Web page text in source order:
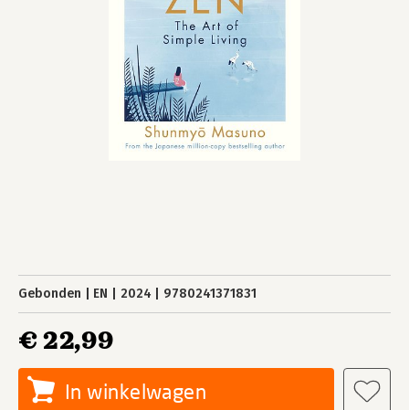
Gebonden EN 2024 9780241371831
€ 22,99
In winkelwagen